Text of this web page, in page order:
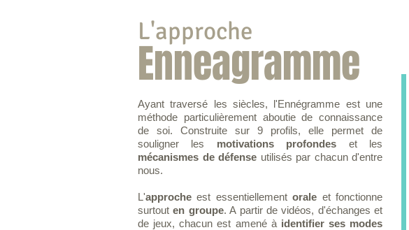
L'approche
Enneagramme
Ayant traversé les siècles, l'Ennégramme est une
méthode particulièrement aboutie de connaissance
de soi. Construite sur 9 profils, elle permet de
souligner les motivations profondes et les
mécanismes de défense utilisés par chacun d'entre
nous.
L'approche est essentiellementorale et fonctionne
surtouten groupe. A partir de vidéos, d'échanges et
de jeux, chacun est amené à identifier ses modes